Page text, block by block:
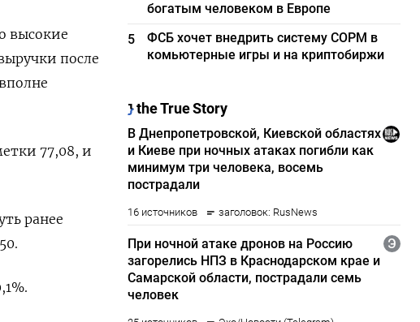
высокие
после
77,08, и
ранее
богатым человеком в Европе
5
ФСБ хочет внедрить систему СОРМ в
комьютерные игры и на криптобиржи